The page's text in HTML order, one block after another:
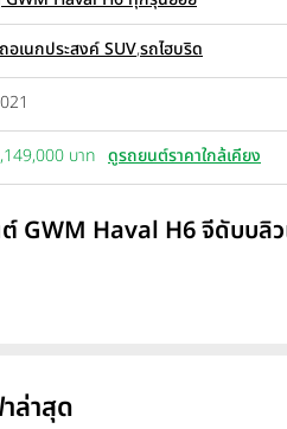
อเนกประสงค์ SUV,รถไฮบริด
บาท ดูรถยนต์ราคาใกล้เคียง
GWM Haval H6 จีดับบลิวเ
ล่าสุด